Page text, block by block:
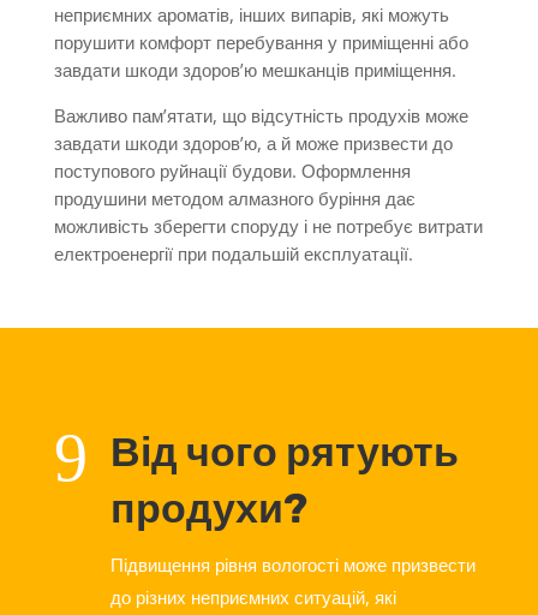
неприємних ароматів, інших випарів, які можуть
порушити комфорт перебування у приміщенні або
завдати шкоди здоров’ю мешканців приміщення.
Важливо пам’ятати, що відсутність продухів може
завдати шкоди здоров’ю, а й може призвести до
поступового руйнації будови. Оформлення
продушини методом алмазного буріння дає
можливість зберегти споруду і не потребує витрати
електроенергії при подальшій експлуатації.
9 Від чого рятують
продухи?
Підвищення рівня вологості може призвести
до різних неприємних ситуацій, які